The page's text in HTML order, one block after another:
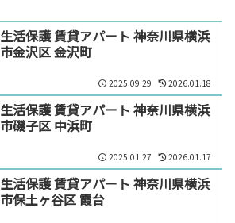
生活保護 賃貸アパート 神奈川県横浜
市金沢区 金沢町
2025.09.29 2026.01.18
生活保護 賃貸アパート 神奈川県横浜
市磯子区 中浜町
2025.01.27 2026.01.17
生活保護 賃貸アパート 神奈川県横浜
市保土ヶ谷区 霞台